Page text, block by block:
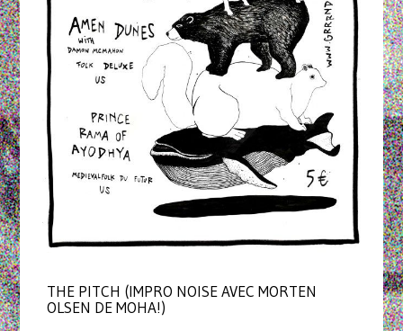
THE PITCH (IMPRO NOISE AVEC MORTEN
OLSEN DE MOHA!)